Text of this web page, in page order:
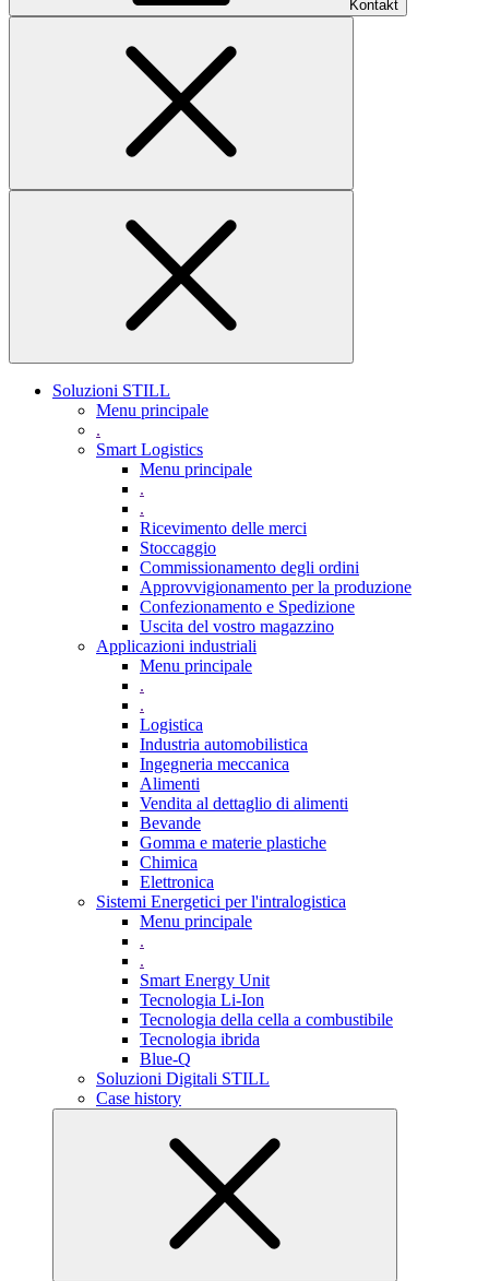
Kontakt
Soluzioni STILL
Menu principale
.
Smart Logistics
Menu principale
.
.
Ricevimento delle merci
Stoccaggio
Commissionamento degli ordini
Approvvigionamento per la produzione
Confezionamento e Spedizione
Uscita del vostro magazzino
Applicazioni industriali
Menu principale
.
.
Logistica
Industria automobilistica
Ingegneria meccanica
Alimenti
Vendita al dettaglio di alimenti
Bevande
Gomma e materie plastiche
Chimica
Elettronica
Sistemi Energetici per l'intralogistica
Menu principale
.
.
Smart Energy Unit
Tecnologia Li-Ion
Tecnologia della cella a combustibile
Tecnologia ibrida
Blue-Q
Soluzioni Digitali STILL
Case history